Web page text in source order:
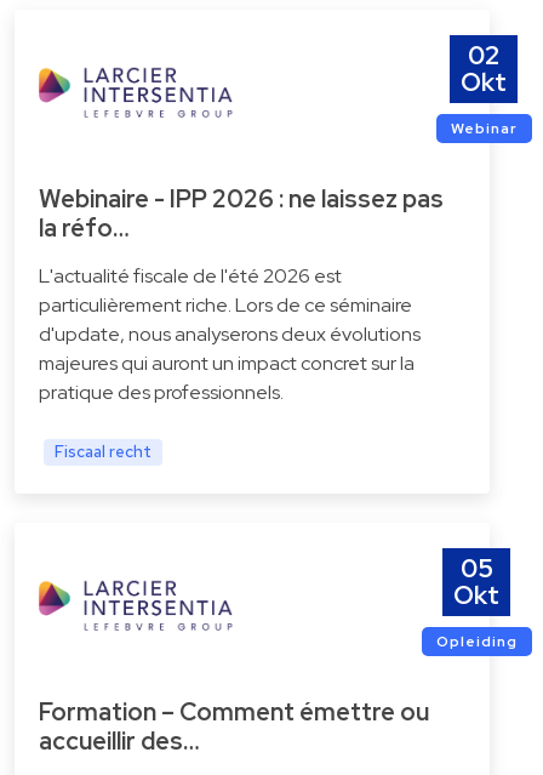
02
Okt
Webinar
Webinaire - IPP 2026 : ne laissez pas
la réfo…
L'actualité fiscale de l'été 2026 est
particulièrement riche. Lors de ce séminaire
d'update, nous analyserons deux évolutions
majeures qui auront un impact concret sur la
pratique des professionnels.
Fiscaal recht
05
Okt
Opleiding
Formation – Comment émettre ou
accueillir des…